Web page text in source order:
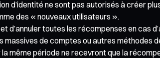
d’identité ne sont pas autorisés à créer
des « nouveaux utilisateurs ».
toutes les récompenses en cas
de comptes ou autres méthodes
même période ne recevront que la